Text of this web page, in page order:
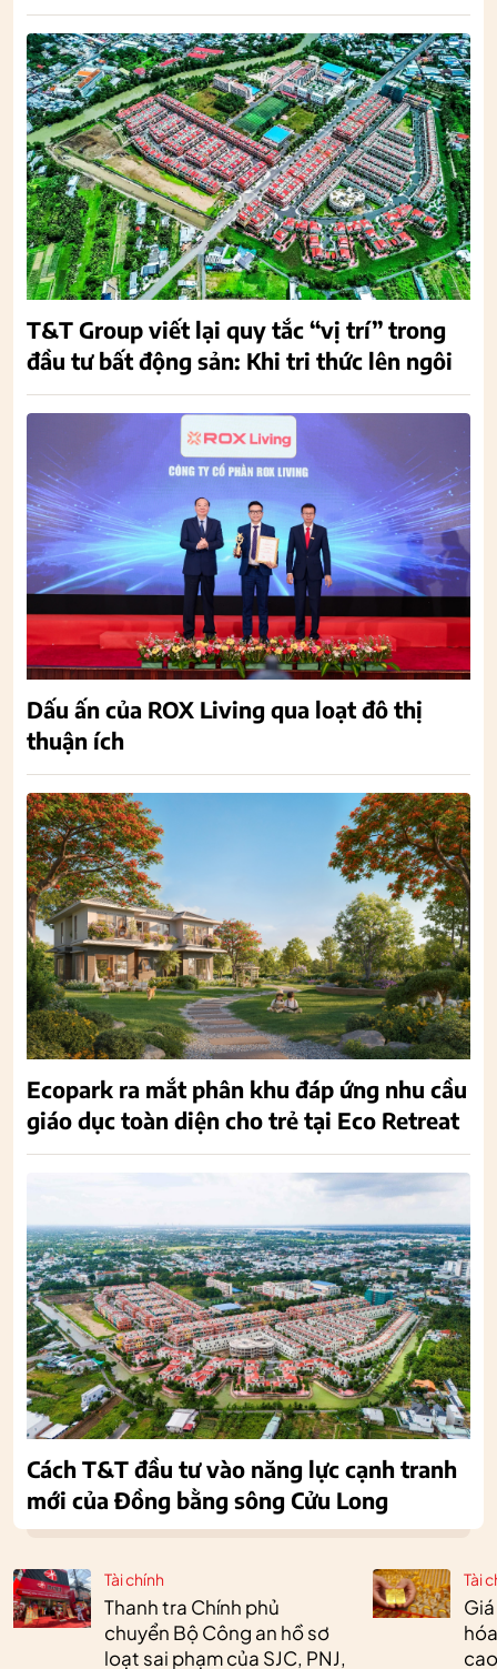
Tài chính
Thanh tra Chính phủ
chuyển Bộ Công an hồ sơ
loạt sai phạm của SJC, PNJ,
Tài
T&T Group viết lại quy tắc “vị trí” trong
đầu tư bất động sản: Khi tri thức lên ngôi
Dấu ấn của ROX Living qua loạt đô thị
thuận ích
Ecopark ra mắt phân khu đáp ứng nhu cầu
giáo dục toàn diện cho trẻ tại Eco Retreat
Cách T&T đầu tư vào năng lực cạnh tranh
mới của Đồng bằng sông Cửu Long